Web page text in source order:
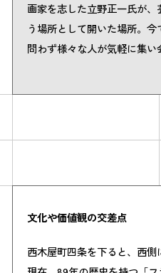
アクションリスト
画家を志した立野正一氏が
う場所として開いた場所。
問わず様々な人が気軽に集い
文化や価値観の交差点
西木屋町四条を下ると、西